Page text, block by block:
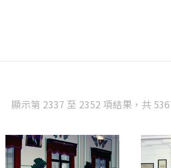
顯示第 2337 至 2352 項結果，共